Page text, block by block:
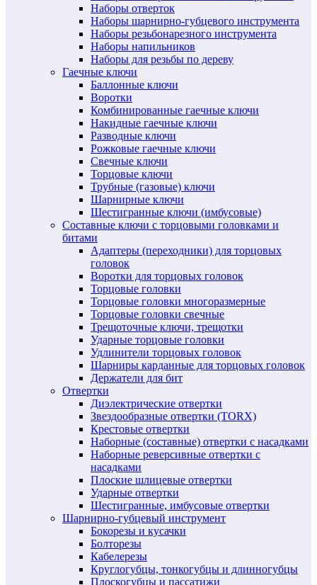
Наборы отверток
Наборы шарнирно-губцевого инструмента
Наборы резьбонарезного инструмента
Наборы напильников
Наборы для резьбы по дереву
Гаечные ключи
Баллонные ключи
Воротки
Комбинированные гаечные ключи
Накидные гаечные ключи
Разводные ключи
Рожковые гаечные ключи
Свечные ключи
Торцовые ключи
Трубные (газовые) ключи
Шарнирные ключи
Шестигранные ключи (имбусовые)
Составные ключи с торцовыми головками и
битами
Адаптеры (переходники) для торцовых
головок
Воротки для торцовых головок
Торцовые головки
Торцовые головки многоразмерные
Торцовые головки свечные
Трещоточные ключи, трещотки
Ударные торцовые головки
Удлинители торцовых головок
Шарниры карданные для торцовых головок
Держатели для бит
Отвертки
Диэлектрические отвертки
Звездообразные отвертки (TORX)
Крестовые отвертки
Наборные (составные) отвертки с насадками
Наборные реверсивные отвертки с
насадками
Плоские шлицевые отвертки
Ударные отвертки
Шестигранные, имбусовые отвертки
Шарнирно-губцевый инструмент
Бокорезы и кусачки
Болторезы
Кабелерезы
Круглогубцы, тонкогубцы и длинногубцы
Плоскогубцы и пассатижи